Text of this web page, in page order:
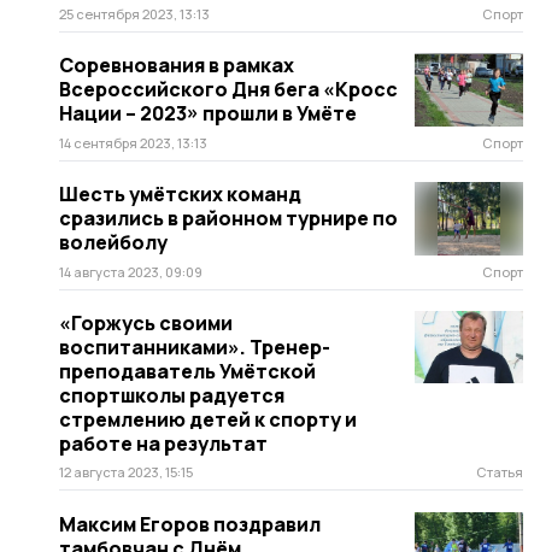
25 сентября 2023, 13:13 Спорт
Соревнования в рамках
Всероссийского Дня бега «Кросс
Нации – 2023» прошли в Умёте
14 сентября 2023, 13:13 Спорт
Шесть умётских команд
сразились в районном турнире по
волейболу
14 августа 2023, 09:09 Спорт
«Горжусь своими
воспитанниками». Тренер-
преподаватель Умётской
спортшколы радуется
стремлению детей к спорту и
работе на результат
12 августа 2023, 15:15 Статья
Максим Егоров поздравил